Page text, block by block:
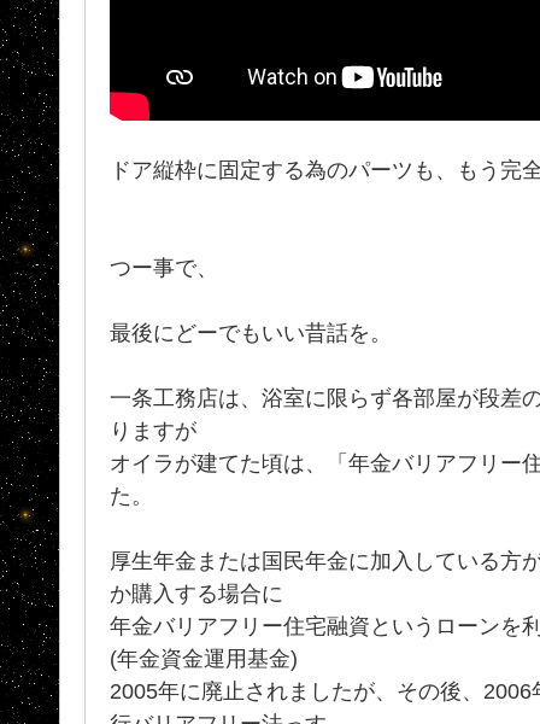
ドア縦枠に固定する為のパーツも、もう完
つー事で、
最後にどーでもいい昔話を。
一条工務店は、浴室に限らず各部屋が段差
りますが
オイラが建てた頃は、「年金バリアフリー
た。
厚生年金または国民年金に加入している方
か購入する場合に
年金バリアフリー住宅融資というローンを
(年金資金運用基金)
2005年に廃止されましたが、その後、